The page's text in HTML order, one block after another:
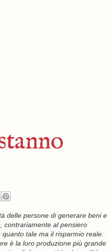
delle persone di generare beni e
contrariamente al pensiero
tale ma il risparmio reale.
è la loro produzione più grande